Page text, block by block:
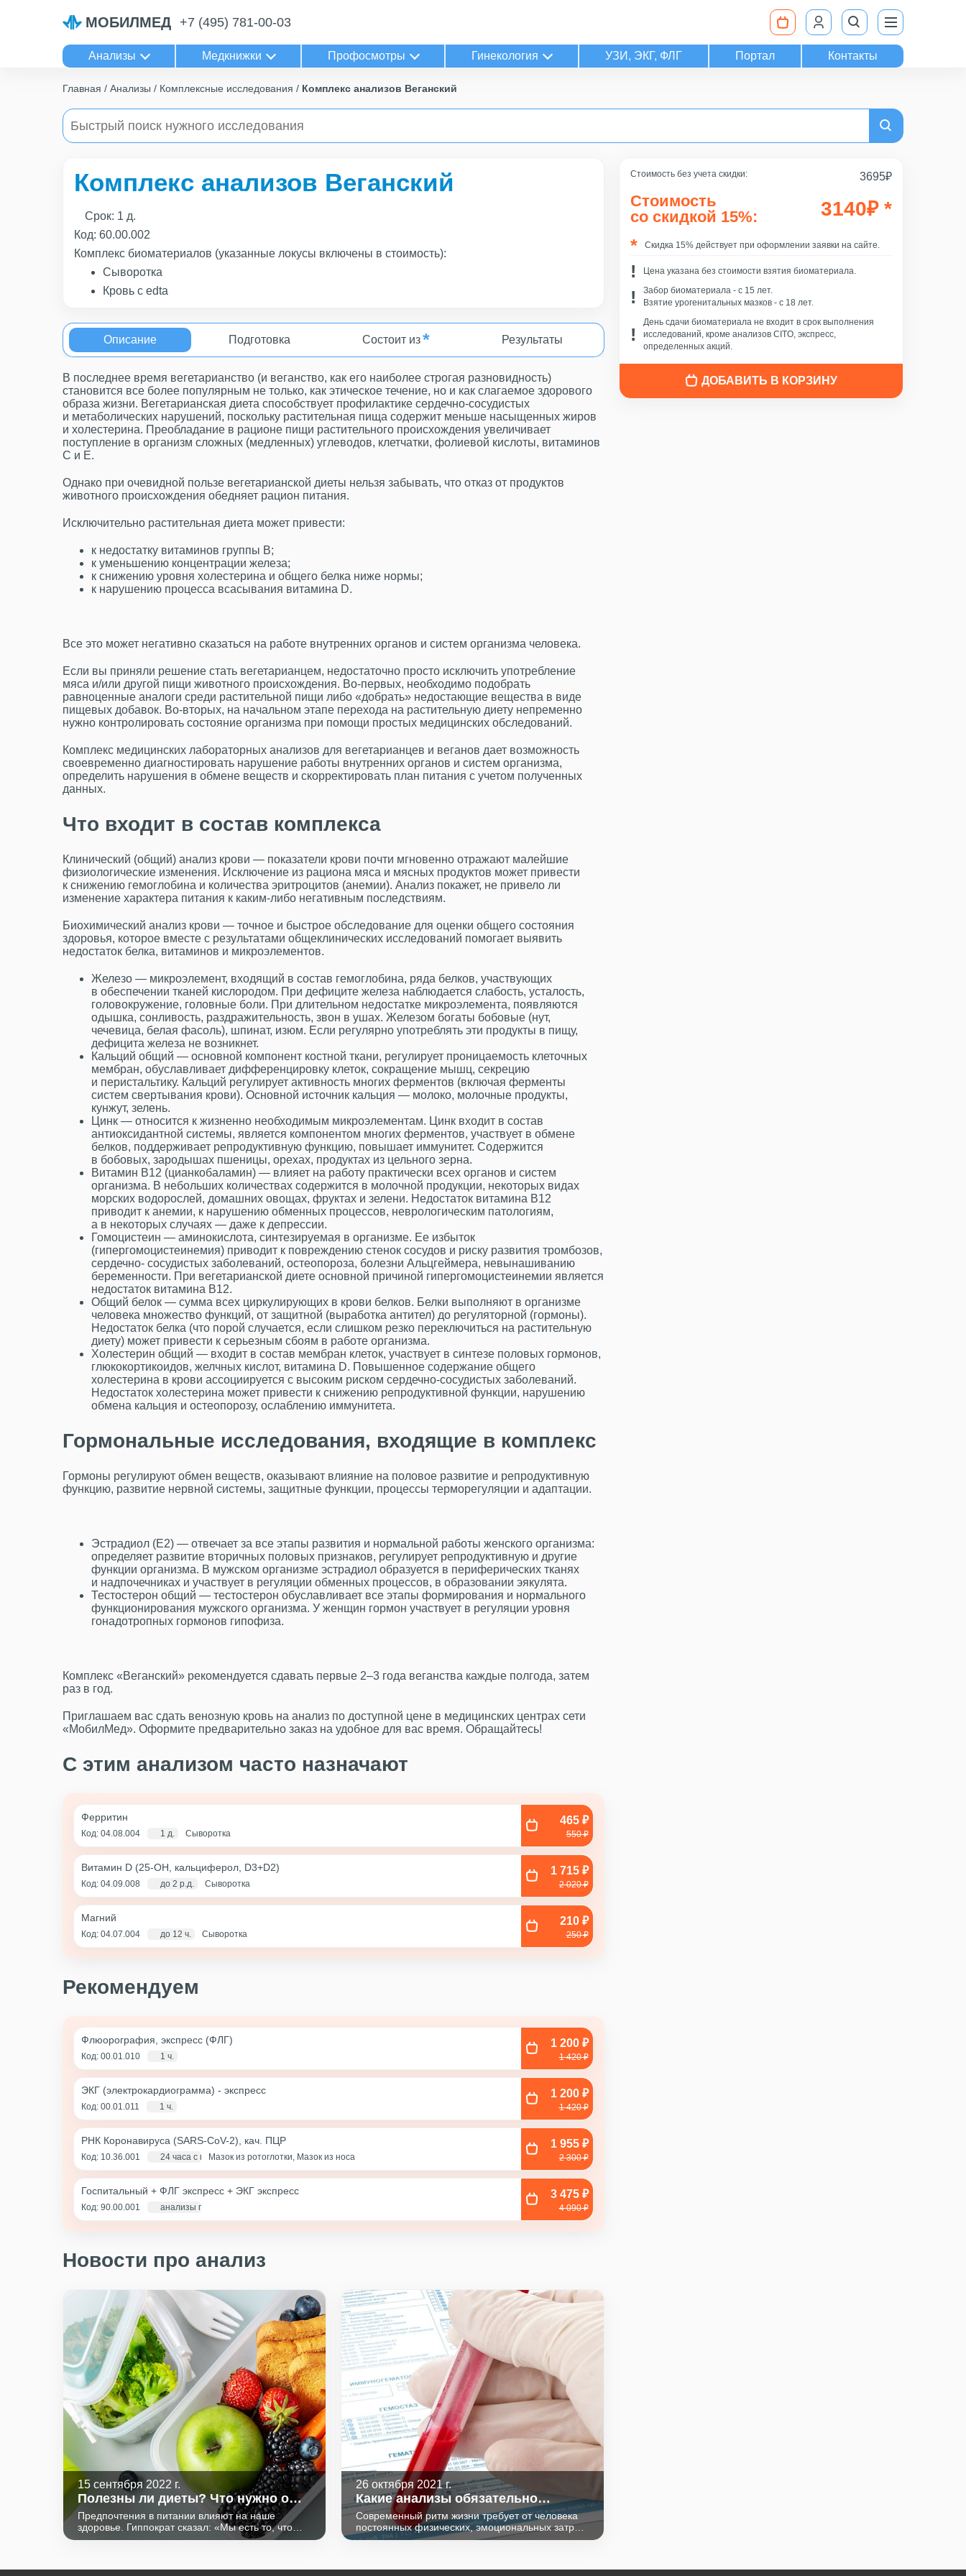
МОБИЛМЕД +7 (495) 781-00-03
Анализы Медкнижки Профосмотры Гинекология УЗИ, ЭКГ, ФЛГ Портал Контакты
Главная Анализы Комплексные исследования Комплекс анализов Веганский
Стоимость без учета скидки: 3695₽
Стоимость
со скидкой 15%:
3140₽ *
Скидка 15% действует при оформлении заявки на сайте.
Цена указана без стоимости взятия биоматериала.
Забор биоматериала - c 15 лет.
Взятие урогенитальных мазков - с 18 лет.
День сдачи биоматериала не входит в срок выполнения
исследований, кроме анализов CITO, экспресс,
определенных акций.
ДОБАВИТЬ В КОРЗИНУ
Комплекс анализов Веганский
Срок: 1 д.
Код: 60.00.002
Комплекс биоматериалов (указанные локусы включены в стоимость):
Сыворотка
Кровь с edta
Описание Подготовка Состоит из* Результаты
В последнее время вегетарианство (и веганство, как его наиболее строгая разновидность)
становится все более популярным не только, как этическое течение, но и как слагаемое здорового
образа жизни. Вегетарианская диета способствует профилактике сердечно-сосудистых
и метаболических нарушений, поскольку растительная пища содержит меньше насыщенных жиров
и холестерина. Преобладание в рационе пищи растительного происхождения увеличивает
поступление в организм сложных (медленных) углеводов, клетчатки, фолиевой кислоты, витаминов
С и Е.
Однако при очевидной пользе вегетарианской диеты нельзя забывать, что отказ от продуктов
животного происхождения обедняет рацион питания.
Исключительно растительная диета может привести:
к недостатку витаминов группы В;
к уменьшению концентрации железа;
к снижению уровня холестерина и общего белка ниже нормы;
к нарушению процесса всасывания витамина D.
Все это может негативно сказаться на работе внутренних органов и систем организма человека.
Если вы приняли решение стать вегетарианцем, недостаточно просто исключить употребление
мяса и/или другой пищи животного происхождения. Во-первых, необходимо подобрать
равноценные аналоги среди растительной пищи либо «добрать» недостающие вещества в виде
пищевых добавок. Во-вторых, на начальном этапе перехода на растительную диету непременно
нужно контролировать состояние организма при помощи простых медицинских обследований.
Комплекс медицинских лабораторных анализов для вегетарианцев и веганов дает возможность
своевременно диагностировать нарушение работы внутренних органов и систем организма,
определить нарушения в обмене веществ и скорректировать план питания с учетом полученных
данных.
Что входит в состав комплекса
Клинический (общий) анализ крови — показатели крови почти мгновенно отражают малейшие
физиологические изменения. Исключение из рациона мяса и мясных продуктов может привести
к снижению гемоглобина и количества эритроцитов (анемии). Анализ покажет, не привело ли
изменение характера питания к каким-либо негативным последствиям.
Биохимический анализ крови — точное и быстрое обследование для оценки общего состояния
здоровья, которое вместе с результатами общеклинических исследований помогает выявить
недостаток белка, витаминов и микроэлементов.
Железо — микроэлемент, входящий в состав гемоглобина, ряда белков, участвующих
в обеспечении тканей кислородом. При дефиците железа наблюдается слабость, усталость,
головокружение, головные боли. При длительном недостатке микроэлемента, появляются
одышка, сонливость, раздражительность, звон в ушах. Железом богаты бобовые (нут,
чечевица, белая фасоль), шпинат, изюм. Если регулярно употреблять эти продукты в пищу,
дефицита железа не возникнет.
Кальций общий — основной компонент костной ткани, регулирует проницаемость клеточных
мембран, обуславливает дифференцировку клеток, сокращение мышц, секрецию
и перистальтику. Кальций регулирует активность многих ферментов (включая ферменты
систем свертывания крови). Основной источник кальция — молоко, молочные продукты,
кунжут, зелень.
Цинк — относится к жизненно необходимым микроэлементам. Цинк входит в состав
антиоксидантной системы, является компонентом многих ферментов, участвует в обмене
белков, поддерживает репродуктивную функцию, повышает иммунитет. Содержится
в бобовых, зародышах пшеницы, орехах, продуктах из цельного зерна.
Витамин В12 (цианкобаламин) — влияет на работу практически всех органов и систем
организма. В небольших количествах содержится в молочной продукции, некоторых видах
морских водорослей, домашних овощах, фруктах и зелени. Недостаток витамина В12
приводит к анемии, к нарушению обменных процессов, неврологическим патологиям,
а в некоторых случаях — даже к депрессии.
Гомоцистеин — аминокислота, синтезируемая в организме. Ее избыток
(гипергомоцистеинемия) приводит к повреждению стенок сосудов и риску развития тромбозов,
сердечно- сосудистых заболеваний, остеопороза, болезни Альцгеймера, невынашиванию
беременности. При вегетарианской диете основной причиной гипергомоцистеинемии является
недостаток витамина B12.
Общий белок — сумма всех циркулирующих в крови белков. Белки выполняют в организме
человека множество функций, от защитной (выработка антител) до регуляторной (гормоны).
Недостаток белка (что порой случается, если слишком резко переключиться на растительную
диету) может привести к серьезным сбоям в работе организма.
Холестерин общий — входит в состав мембран клеток, участвует в синтезе половых гормонов,
глюкокортикоидов, желчных кислот, витамина D. Повышенное содержание общего
холестерина в крови ассоциируется с высоким риском сердечно-сосудистых заболеваний.
Недостаток холестерина может привести к снижению репродуктивной функции, нарушению
обмена кальция и остеопорозу, ослаблению иммунитета.
Гормональные исследования, входящие в комплекс
Гормоны регулируют обмен веществ, оказывают влияние на половое развитие и репродуктивную
функцию, развитие нервной системы, защитные функции, процессы терморегуляции и адаптации.
Эстрадиол (Е2) — отвечает за все этапы развития и нормальной работы женского организма:
определяет развитие вторичных половых признаков, регулирует репродуктивную и другие
функции организма. В мужском организме эстрадиол образуется в периферических тканях
и надпочечниках и участвует в регуляции обменных процессов, в образовании эякулята.
Тестостерон общий — тестостерон обуславливает все этапы формирования и нормального
функционирования мужского организма. У женщин гормон участвует в регуляции уровня
гонадотропных гормонов гипофиза.
Комплекс «Веганский» рекомендуется сдавать первые 2–3 года веганства каждые полгода, затем
раз в год.
Приглашаем вас сдать венозную кровь на анализ по доступной цене в медицинских центрах сети
«МобилМед». Оформите предварительно заказ на удобное для вас время. Обращайтесь!
С этим анализом часто назначают
Ферритин
Код: 04.08.004 1 д. Сыворотка
465 ₽
550 ₽
Витамин D (25-OH, кальциферол, D3+D2)
Код: 04.09.008 до 2 р.д. Сыворотка
1 715 ₽
2 020 ₽
Магний
Код: 04.07.004 до 12 ч. Сыворотка
210 ₽
250 ₽
Рекомендуем
Флюорография, экспресс (ФЛГ)
Код: 00.01.010 1 ч.
1 200 ₽
1 420 ₽
ЭКГ (электрокардиограмма) - экспресс
Код: 00.01.011 1 ч.
1 200 ₽
1 420 ₽
РНК Коронавируса (SARS-CoV-2), кач. ПЦР
Код: 10.36.001 24 часа с момента взятия биоматериала
Мазок из ротоглотки, Мазок из носа
1 955 ₽
2 300 ₽
Госпитальный + ФЛГ экспресс + ЭКГ экспресс
Код: 90.00.001 анализы по крови - 1 д., экг и флг - 1 час
3 475 ₽
4 090 ₽
Новости про анализ
15 сентября 2022 г.
Полезны ли диеты? Что нужно о
них знать.
Предпочтения в питании влияют на наше
здоровье. Гиппократ сказал: «Мы есть то, что
мы едим». Питание обеспечивает рост, развитие
26 октября 2021 г.
Какие анализы обязательно
сдавать каждый год?
Современный ритм жизни требует от человека
постоянных физических, эмоциональных затрат,
не оставляя времени и сил на заботу о
чаще расценивается, как ненужная трата